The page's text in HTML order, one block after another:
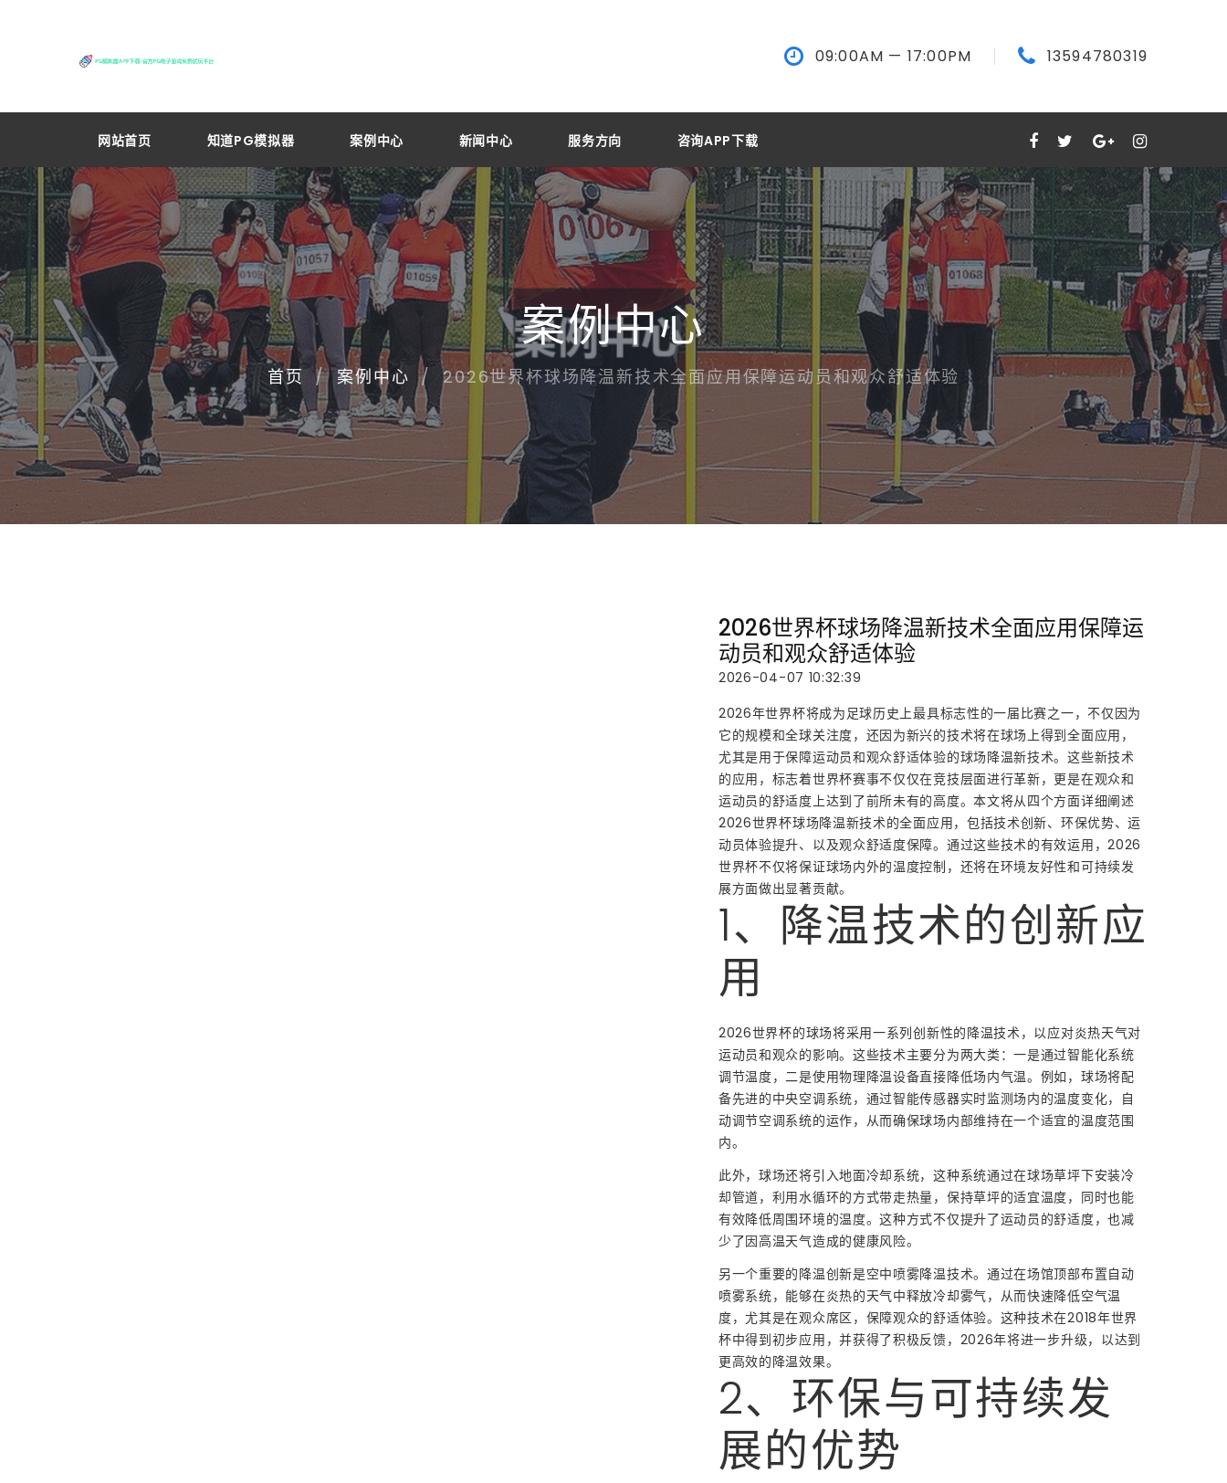
09:00AM — 17:00PM 13594780319
网站首页 知道PG模拟器 案例中心 新闻中心 服务方向 咨询APP下载
案例中心
首页 案例中心 2026世界杯球场降温新技术全面应用保障运动员和观众舒适体验
2026世界杯球场降温新技术全面应用保障运
动员和观众舒适体验
2026-04-07 10:32:39
2026年世界杯将成为足球历史上最具标志性的一届比赛之一，不仅因为
它的规模和全球关注度，还因为新兴的技术将在球场上得到全面应用，
尤其是用于保障运动员和观众舒适体验的球场降温新技术。这些新技术
的应用，标志着世界杯赛事不仅仅在竞技层面进行革新，更是在观众和
运动员的舒适度上达到了前所未有的高度。本文将从四个方面详细阐述
2026世界杯球场降温新技术的全面应用，包括技术创新、环保优势、运
动员体验提升、以及观众舒适度保障。通过这些技术的有效运用，2026
世界杯不仅将保证球场内外的温度控制，还将在环境友好性和可持续发
展方面做出显著贡献。
1、降温技术的创新应
用
2026世界杯的球场将采用一系列创新性的降温技术，以应对炎热天气对
运动员和观众的影响。这些技术主要分为两大类：一是通过智能化系统
调节温度，二是使用物理降温设备直接降低场内气温。例如，球场将配
备先进的中央空调系统，通过智能传感器实时监测场内的温度变化，自
动调节空调系统的运作，从而确保球场内部维持在一个适宜的温度范围
内。
此外，球场还将引入地面冷却系统，这种系统通过在球场草坪下安装冷
却管道，利用水循环的方式带走热量，保持草坪的适宜温度，同时也能
有效降低周围环境的温度。这种方式不仅提升了运动员的舒适度，也减
少了因高温天气造成的健康风险。
另一个重要的降温创新是空中喷雾降温技术。通过在场馆顶部布置自动
喷雾系统，能够在炎热的天气中释放冷却雾气，从而快速降低空气温
度，尤其是在观众席区，保障观众的舒适体验。这种技术在2018年世界
杯中得到初步应用，并获得了积极反馈，2026年将进一步升级，以达到
更高效的降温效果。
2、环保与可持续发
展的优势